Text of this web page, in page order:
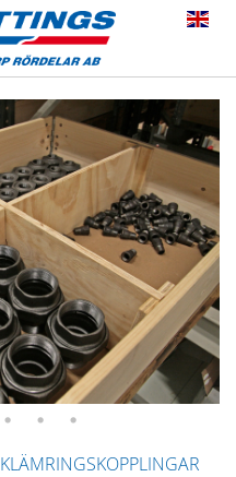
KLÄMRINGSKOPPLINGAR